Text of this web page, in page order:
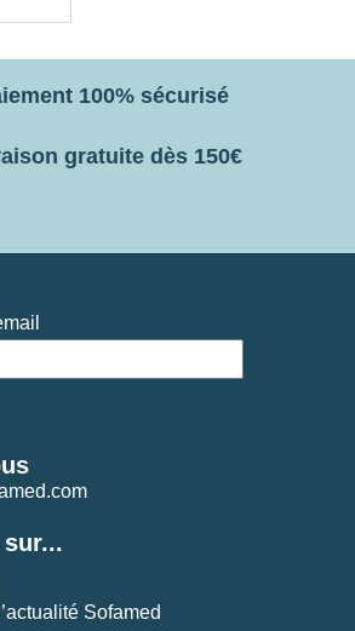
100% sécurisé
gratuite dès 150€
sur...
Sofamed